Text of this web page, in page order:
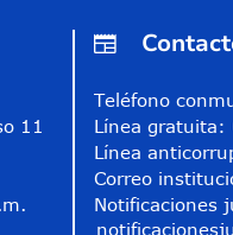
11
Teléfono
Línea
Línea
Correo
Notificaciones